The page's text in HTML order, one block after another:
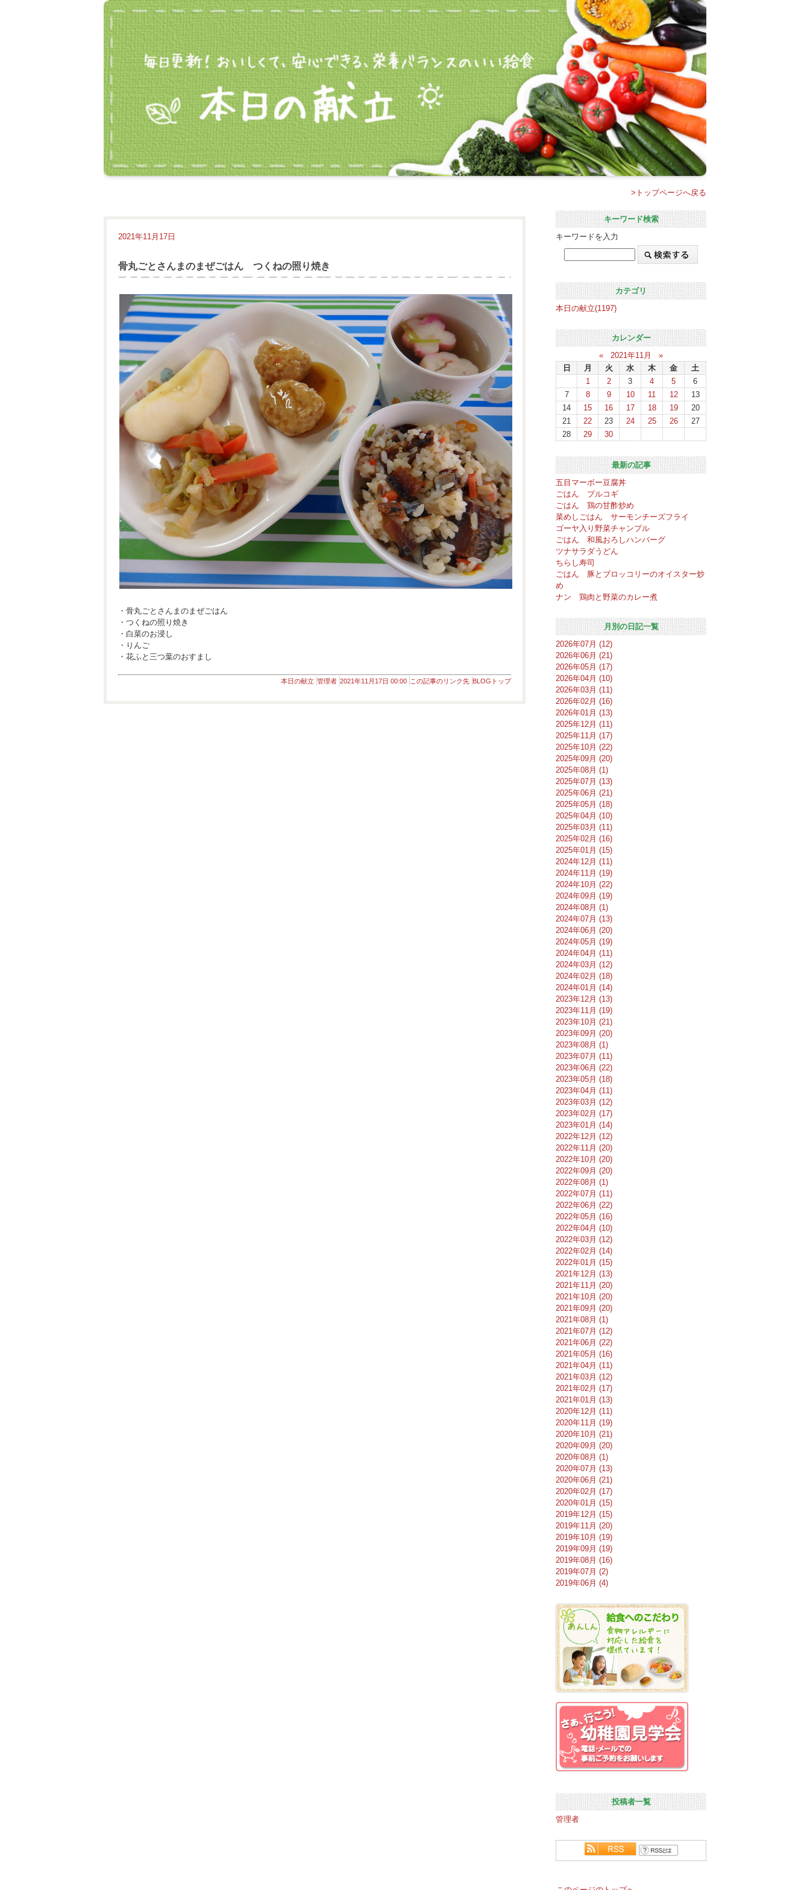
>トップページへ戻る
2021年11月17日
骨丸ごとさんまのまぜごはん つくねの照り焼き
・骨丸ごとさんまのまぜごはん
・つくねの照り焼き
・白菜のお浸し
・りんご
・花ふと三つ葉のおすまし
本日の献立 管理者 2021年11月17日 00:00 この記事のリンク先 BLOGトップ
キーワード検索
キーワードを入力
カテゴリ
本日の献立(1197)
カレンダー
«
2021年11月
»
日
月 火 水 木 金
土
1
2 3 4 5
6
7
8 9 10 11 12
13
14
15 16 17 18 19
20
21
22 23 24 25 26
27
28
29 30
最新の記事
五目マーボー豆腐丼
ごはん プルコギ
ごはん 鶏の甘酢炒め
菜めしごはん サーモンチーズフライ
ゴーヤ入り野菜チャンプル
ごはん 和風おろしハンバーグ
ツナサラダうどん
ちらし寿司
ごはん 豚とブロッコリーのオイスター炒
め
ナン 鶏肉と野菜のカレー煮
月別の日記一覧
2026年07月 (12)
2026年06月 (21)
2026年05月 (17)
2026年04月 (10)
2026年03月 (11)
2026年02月 (16)
2026年01月 (13)
2025年12月 (11)
2025年11月 (17)
2025年10月 (22)
2025年09月 (20)
2025年08月 (1)
2025年07月 (13)
2025年06月 (21)
2025年05月 (18)
2025年04月 (10)
2025年03月 (11)
2025年02月 (16)
2025年01月 (15)
2024年12月 (11)
2024年11月 (19)
2024年10月 (22)
2024年09月 (19)
2024年08月 (1)
2024年07月 (13)
2024年06月 (20)
2024年05月 (19)
2024年04月 (11)
2024年03月 (12)
2024年02月 (18)
2024年01月 (14)
2023年12月 (13)
2023年11月 (19)
2023年10月 (21)
2023年09月 (20)
2023年08月 (1)
2023年07月 (11)
2023年06月 (22)
2023年05月 (18)
2023年04月 (11)
2023年03月 (12)
2023年02月 (17)
2023年01月 (14)
2022年12月 (12)
2022年11月 (20)
2022年10月 (20)
2022年09月 (20)
2022年08月 (1)
2022年07月 (11)
2022年06月 (22)
2022年05月 (16)
2022年04月 (10)
2022年03月 (12)
2022年02月 (14)
2022年01月 (15)
2021年12月 (13)
2021年11月 (20)
2021年10月 (20)
2021年09月 (20)
2021年08月 (1)
2021年07月 (12)
2021年06月 (22)
2021年05月 (16)
2021年04月 (11)
2021年03月 (12)
2021年02月 (17)
2021年01月 (13)
2020年12月 (11)
2020年11月 (19)
2020年10月 (21)
2020年09月 (20)
2020年08月 (1)
2020年07月 (13)
2020年06月 (21)
2020年02月 (17)
2020年01月 (15)
2019年12月 (15)
2019年11月 (20)
2019年10月 (19)
2019年09月 (19)
2019年08月 (16)
2019年07月 (2)
2019年06月 (4)
投稿者一覧
管理者